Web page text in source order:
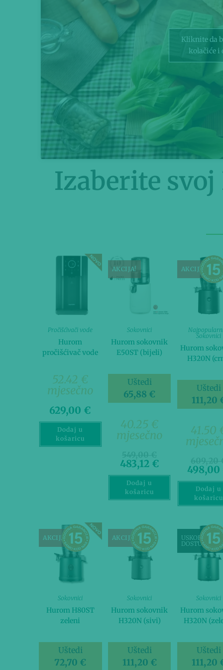
Kliknite da
kolačiće i
Izaberite
Pročišćivači vode
Hurom
pročišćivač vode
52.42 €
mjesečno
629,00 €
Dodaj u
košaricu
AKCIJA!
Sokovnici
Hurom sokovnik
E50ST (bijeli)
Uštedi
65,88 €
40.25 €
mjesečno
483,12 €
Dodaj u
košaricu
AKCIJA!
Sokovnici
Hurom
H320N
Uštedi
111,20
41.50
498,00
Dodaj u
košaricu
AKCIJA!
Sokovnici
Hurom H80ST
zeleni
Uštedi
72,70 €
AKCIJA!
Sokovnici
Hurom sokovnik
H320N (sivi)
Uštedi
111,20 €
USKORO
DOSTUPNO
Sokovnici
Hurom
H320N
Uštedi
111,20